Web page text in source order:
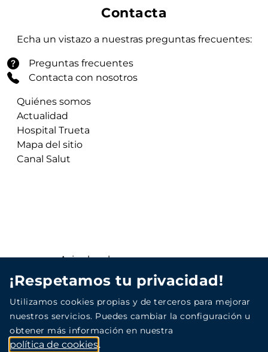
¡Respetamos tu privacidad!
Utilizamos cookies propias y de terceros para mejorar
nuestros servicios. Puedes cambiar la configuración u
obtener más información en nuestra
política de cookies
Contacta
Echa un vistazo a nuestras preguntas frecuentes:
Preguntas frecuentes
Contacta con nosotros
Quiénes somos
Actualidad
Hospital Trueta
Mapa del sitio
Canal Salut
Aviso legal
Política de protección de datos